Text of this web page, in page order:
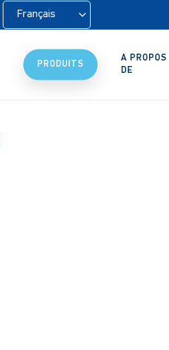
Français
PRODUITS
A PROPOS
DE